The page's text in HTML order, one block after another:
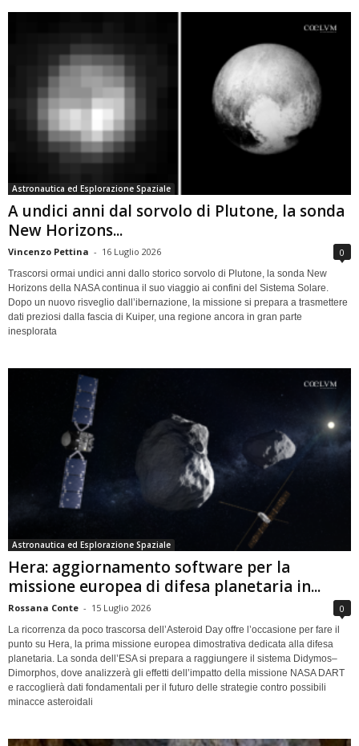
Astronautica ed Esplorazione Spaziale
A undici anni dal sorvolo di Plutone, la sonda
New Horizons...
Vincenzo Pettina - 16 Luglio 2026 0
Trascorsi ormai undici anni dallo storico sorvolo di Plutone, la sonda New
Horizons della NASA continua il suo viaggio ai confini del Sistema Solare.
Dopo un nuovo risveglio dall’ibernazione, la missione si prepara a trasmettere
dati preziosi dalla fascia di Kuiper, una regione ancora in gran parte
inesplorata
Astronautica ed Esplorazione Spaziale
Hera: aggiornamento software per la
missione europea di difesa planetaria in...
Rossana Conte - 15 Luglio 2026 0
La ricorrenza da poco trascorsa dell’Asteroid Day offre l’occasione per fare il
punto su Hera, la prima missione europea dimostrativa dedicata alla difesa
planetaria. La sonda dell’ESA si prepara a raggiungere il sistema Didymos–
Dimorphos, dove analizzerà gli effetti dell’impatto della missione NASA DART
e raccoglierà dati fondamentali per il futuro delle strategie contro possibili
minacce asteroidali